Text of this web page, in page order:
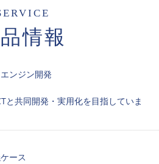
情報
ンジン開発
と共同開発・実用化を目指していま
ース